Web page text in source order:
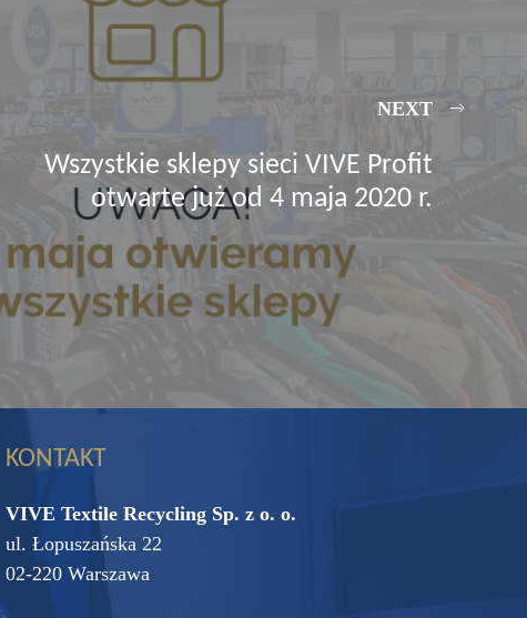
NEXT
Wszystkie sklepy sieci VIVE Profit
otwarte już od 4 maja 2020 r.
KONTAKT
VIVE Textile Recycling Sp. z o. o.
ul. Łopuszańska 22
02-220 Warszawa